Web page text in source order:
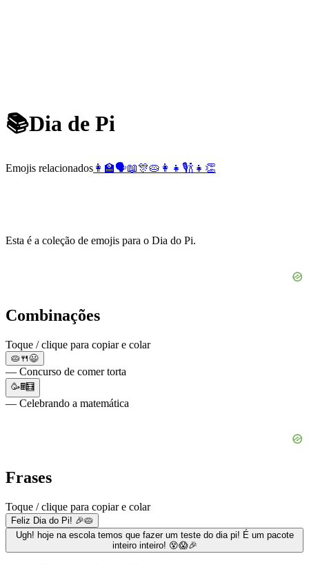
📚Dia de Pi
Emojis relacionados 👩‍🏫🗣️📖🎊🥧 👩‍👧 🎙️🍾 👧 👏
Esta é a coleção de emojis para o Dia do Pi.
Combinações
Toque / clique para copiar e colar
🥧🍴😃
— Concurso de comer torta
🥳🖩🧮
— Celebrando a matemática
Frases
Toque / clique para copiar e colar
Feliz Dia do Pi! 🎉🥧
Ugh! hoje na escola temos que fazer um teste do dia pi! É um pacote
inteiro inteiro! 😵😱🎉